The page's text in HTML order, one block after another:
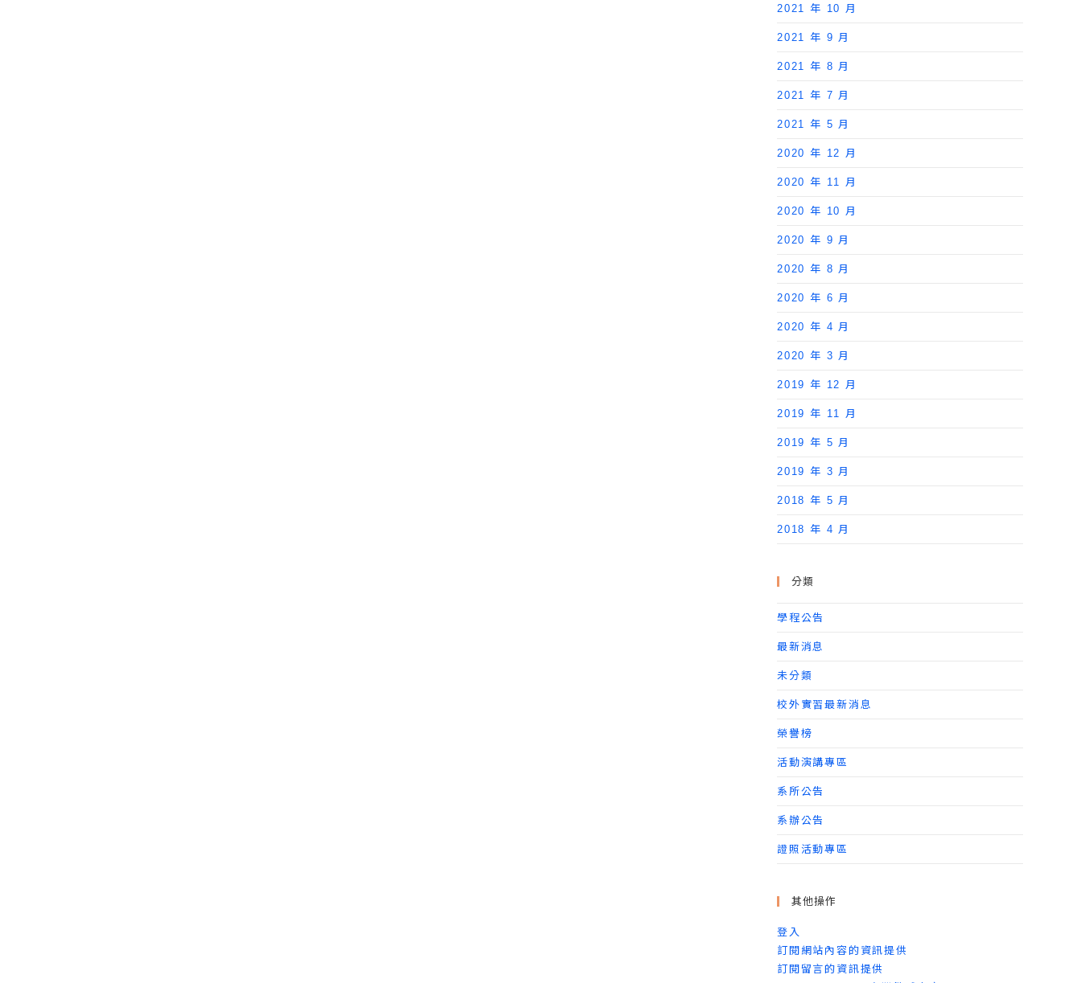
2021 年 10 月
2021 年 9 月
2021 年 8 月
2021 年 7 月
2021 年 5 月
2020 年 12 月
2020 年 11 月
2020 年 10 月
2020 年 9 月
2020 年 8 月
2020 年 6 月
2020 年 4 月
2020 年 3 月
2019 年 12 月
2019 年 11 月
2019 年 5 月
2019 年 3 月
2018 年 5 月
2018 年 4 月
分類
學程公告
最新消息
未分類
校外實習最新消息
榮譽榜
活動演講專區
系所公告
系辦公告
證照活動專區
其他操作
登入
訂閱網站內容的資訊提供
訂閱留言的資訊提供